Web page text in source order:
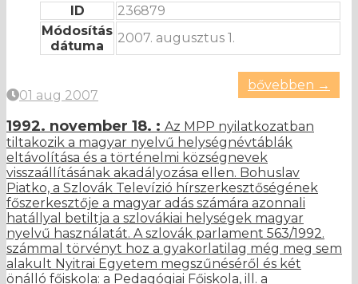
ID
236879
Módosítás
dátuma
2007. augusztus 1.
bővebben →
01 aug 2007
1992. november 18. : Az MPP nyilatkozatban
tiltakozik a magyar nyelvű helységnévtáblák
eltávolítása és a történelmi községnevek
visszaállításának akadályozása ellen. Bohuslav
Piatko, a Szlovák Televízió hírszerkesztőségének
főszerkesztője a magyar adás számára azonnali
hatállyal betiltja a szlovákiai helységek magyar
nyelvű használatát. A szlovák parlament 563/1992.
számmal törvényt hoz a gyakorlatilag még meg sem
alakult Nyitrai Egyetem megszűnéséről és két
önálló főiskola: a Pedagógiai Főiskola, ill. a